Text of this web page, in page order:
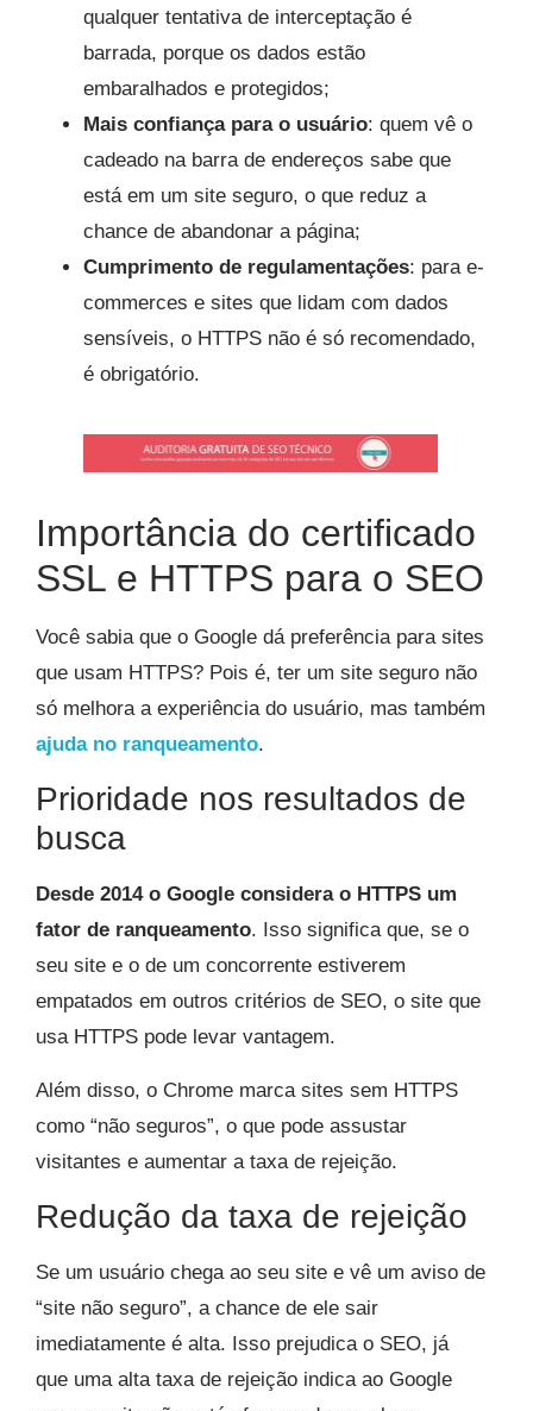
qualquer tentativa de interceptação é
barrada, porque os dados estão
embaralhados e protegidos;
Mais confiança para o usuário: quem vê o
cadeado na barra de endereços sabe que
está em um site seguro, o que reduz a
chance de abandonar a página;
Cumprimento de regulamentações: para e-
commerces e sites que lidam com dados
sensíveis, o HTTPS não é só recomendado,
é obrigatório.
Importância do certificado
SSL e HTTPS para o SEO
Você sabia que o Google dá preferência para sites
que usam HTTPS? Pois é, ter um site seguro não
só melhora a experiência do usuário, mas também
ajuda no ranqueamento.
Prioridade nos resultados de
busca
Desde 2014 o Google considera o HTTPS um
fator de ranqueamento. Isso significa que, se o
seu site e o de um concorrente estiverem
empatados em outros critérios de SEO, o site que
usa HTTPS pode levar vantagem.
Além disso, o Chrome marca sites sem HTTPS
como “não seguros”, o que pode assustar
visitantes e aumentar a taxa de rejeição.
Redução da taxa de rejeição
Se um usuário chega ao seu site e vê um aviso de
“site não seguro”, a chance de ele sair
imediatamente é alta. Isso prejudica o SEO, já
que uma alta taxa de rejeição indica ao Google